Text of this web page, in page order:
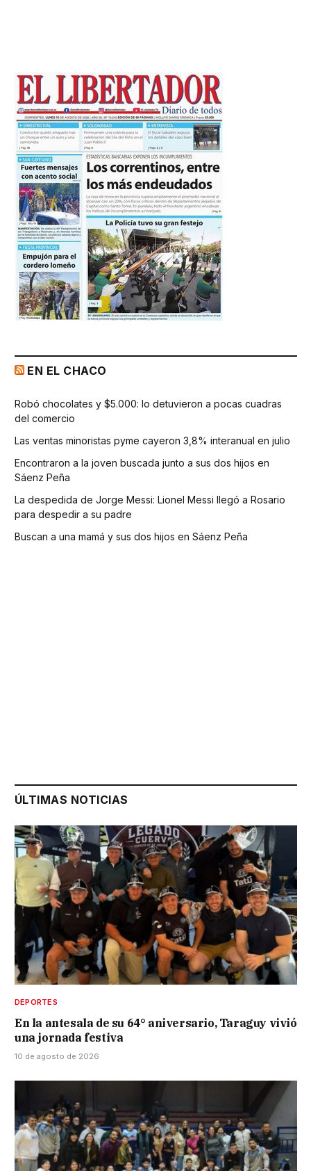
EN EL CHACO
Robó chocolates y $5.000: lo detuvieron a pocas cuadras
del comercio
Las ventas minoristas pyme cayeron 3,8% interanual en julio
Encontraron a la joven buscada junto a sus dos hijos en
Sáenz Peña
La despedida de Jorge Messi: Lionel Messi llegó a Rosario
para despedir a su padre
Buscan a una mamá y sus dos hijos en Sáenz Peña
ÚLTIMAS NOTICIAS
DEPORTES
En la antesala de su 64° aniversario, Taraguy vivió
una jornada festiva
10 de agosto de 2026